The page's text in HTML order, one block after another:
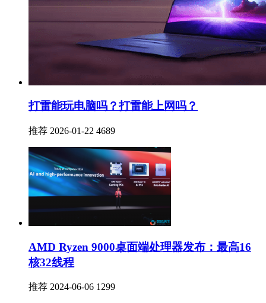
打雷能玩电脑吗？打雷能上网吗？
推荐 2026-01-22 4689
AMD Ryzen 9000桌面端处理器发布：最高16
核32线程
推荐 2024-06-06 1299